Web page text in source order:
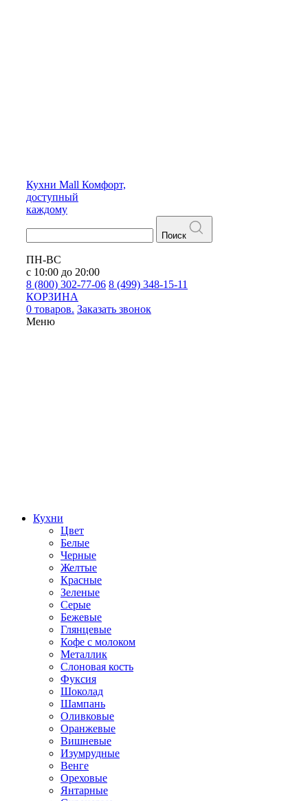
Кухни Mall Комфорт,
доступный
каждому
Поиск
ПН-ВС
с 10:00 до 20:00
8 (800) 302-77-06 8 (499) 348-15-11
КОРЗИНА
0 товаров. Заказать звонок
Меню
Кухни
Цвет
Белые
Черные
Желтые
Красные
Зеленые
Серые
Бежевые
Глянцевые
Кофе с молоком
Металлик
Слоновая кость
Фуксия
Шоколад
Шампань
Оливковые
Оранжевые
Вишневые
Изумрудные
Венге
Ореховые
Янтарные